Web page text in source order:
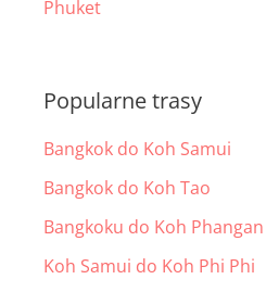
Phuket
Popularne trasy
Bangkok do Koh Samui
Bangkok do Koh Tao
Bangkoku do Koh Phangan
Koh Samui do Koh Phi Phi